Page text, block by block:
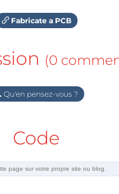
Fabricate a PCB
(0
Qu'en pensez-vous ?
Code